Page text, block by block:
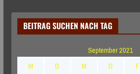
BEITRAG SUCHEN NACH TAG
September 2021
M
D M D F